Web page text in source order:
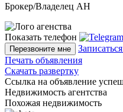
Брокер/Владелец АН
Показать телефон
Перезвоните мне
Печать объявления
Скачать развертку
Ссылка на объявление
Недвижимость агентства
Похожая недвижимость